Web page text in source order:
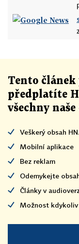
Tento článek
předplatíte
všechny
Veškerý obsah
Mobilní aplikace
Bez reklam
Odemykejte
Články v
Možnost